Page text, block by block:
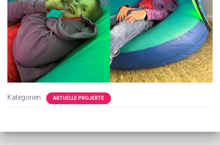
Kategorien: AKTUELLE PROJEKTE